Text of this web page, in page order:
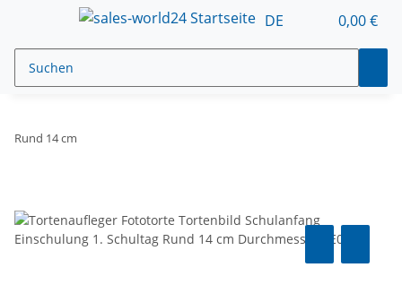
DE 0,00 €
Rund 14 cm